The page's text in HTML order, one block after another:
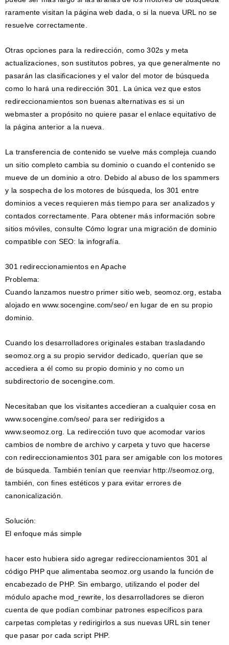
raramente visitan la página web dada, o si la nueva URL no se
resuelve correctamente.
Otras opciones para la redirección, como 302s y meta
actualizaciones, son sustitutos pobres, ya que generalmente no
pasarán las clasificaciones y el valor del motor de búsqueda
como lo hará una redirección 301. La única vez que estos
redireccionamientos son buenas alternativas es si un
webmaster a propósito no quiere pasar el enlace equitativo de
la página anterior a la nueva.
La transferencia de contenido se vuelve más compleja cuando
un sitio completo cambia su dominio o cuando el contenido se
mueve de un dominio a otro. Debido al abuso de los spammers
y la sospecha de los motores de búsqueda, los 301 entre
dominios a veces requieren más tiempo para ser analizados y
contados correctamente. Para obtener más información sobre
sitios móviles, consulte Cómo lograr una migración de dominio
compatible con SEO: la infografía.
301 redireccionamientos en Apache
Problema:
Cuando lanzamos nuestro primer sitio web, seomoz.org, estaba
alojado en www.socengine.com/seo/ en lugar de en su propio
dominio.
Cuando los desarrolladores originales estaban trasladando
seomoz.org a su propio servidor dedicado, querían que se
accediera a él como su propio dominio y no como un
subdirectorio de socengine.com.
Necesitaban que los visitantes accedieran a cualquier cosa en
www.socengine.com/seo/ para ser redirigidos a
www.seomoz.org. La redirección tuvo que acomodar varios
cambios de nombre de archivo y carpeta y tuvo que hacerse
con redireccionamientos 301 para ser amigable con los motores
de búsqueda. También tenían que reenviar http://seomoz.org,
también, con fines estéticos y para evitar errores de
canonicalización.
Solución:
El enfoque más simple
hacer esto hubiera sido agregar redireccionamientos 301 al
código PHP que alimentaba seomoz.org usando la función de
encabezado de PHP. Sin embargo, utilizando el poder del
módulo apache mod_rewrite, los desarrolladores se dieron
cuenta de que podían combinar patrones específicos para
carpetas completas y redirigirlos a sus nuevas URL sin tener
que pasar por cada script PHP.